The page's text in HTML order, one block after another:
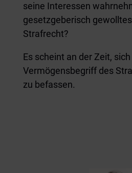
seine Interessen
gesetzgeberisch
Strafrecht?
Es scheint an der Zeit,
Vermögensbegriff des
zu befassen.